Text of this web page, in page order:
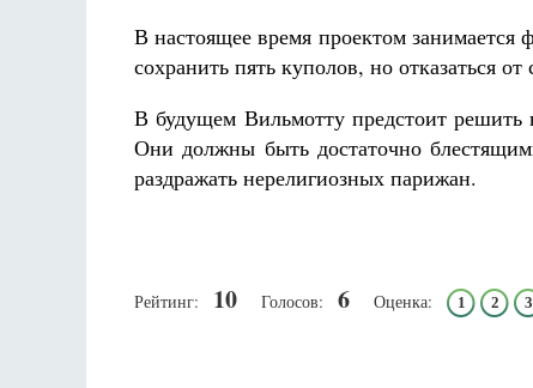
В настоящее время проектом
сохранить пять куполов, но отказаться от
В будущем Вильмотту предстоит решить
Они должны быть достаточно
раздражать нерелигиозных парижан.
Рейтинг: 10 Голосов: 6 Оценка: 1 2 3